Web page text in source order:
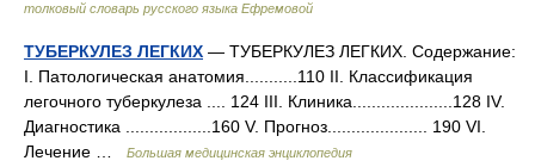
толковый словарь русского языка Ефремовой
ТУБЕРКУЛЕЗ ЛЕГКИХ — ТУБЕРКУЛЕЗ ЛЕГКИХ. Содержание:
I. Патологическая анатомия...........110 II. Классификация
легочного туберкулеза .... 124 III. Клиника.....................128 IV.
Диагностика ..................160 V. Прогноз..................... 190 VІ.
Лечение …
Большая медицинская энциклопедия